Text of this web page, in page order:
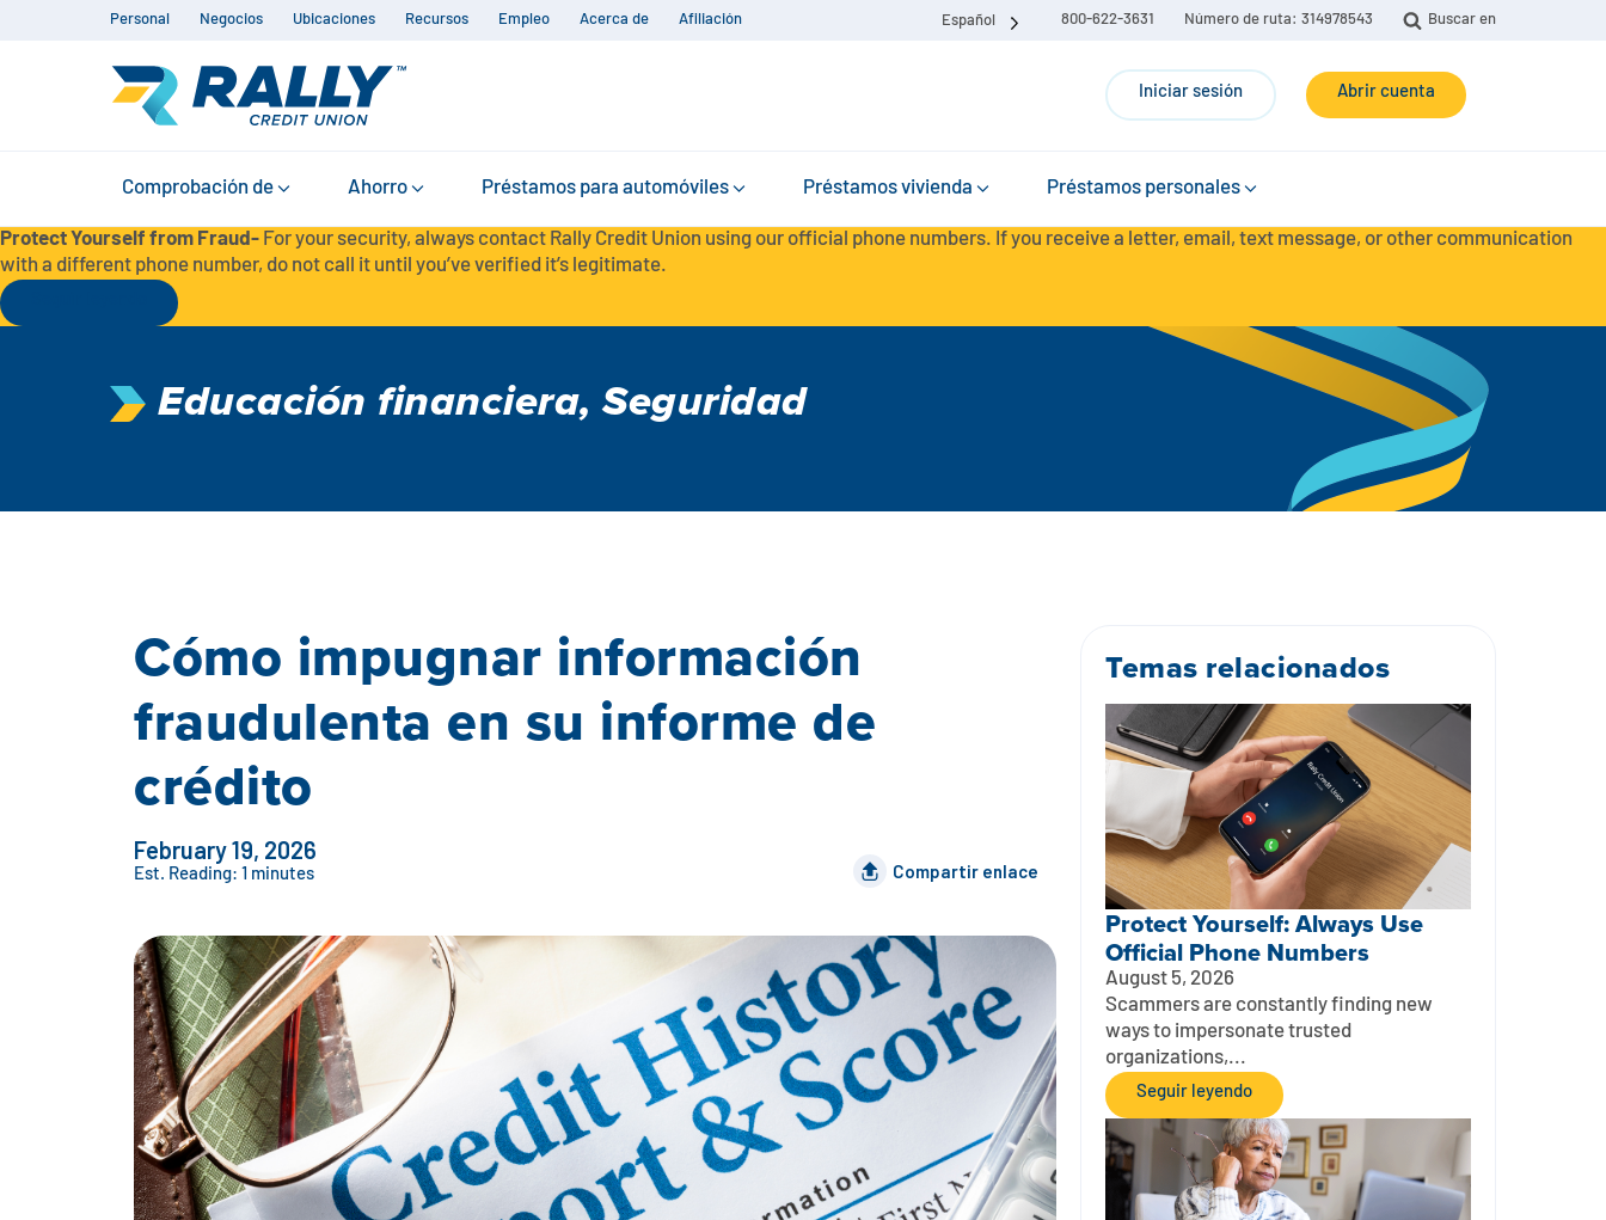
Personal Negocios Ubicaciones Recursos Empleo Acerca de Afiliación Español 800-622-3631 Número de ruta: 314978543 Buscar en
Iniciar sesión Abrir cuenta
Comprobación de Ahorro Préstamos para automóviles Préstamos vivienda Préstamos personales
Protect Yourself from Fraud- For your security, always contact Rally Credit Union using our official phone numbers. If you receive a letter, email, text message, or other communication
with a different phone number, do not call it until you’ve verified it’s legitimate.
Educación financiera,Seguridad
Cómo impugnar información
fraudulenta en su informe de
crédito
February 19, 2026
Est. Reading: 1 minutes Compartir enlace
Temas relacionados
Protect Yourself: Always Use
Official Phone Numbers
August 5, 2026
Scammers are constantly finding new
ways to impersonate trusted
organizations,...
Seguir leyendo